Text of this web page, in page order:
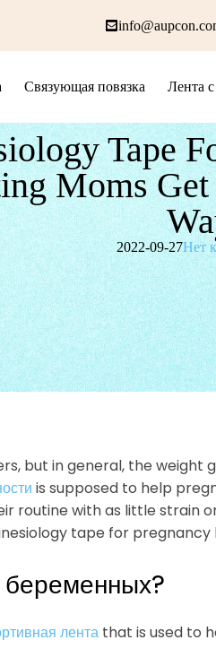
Связующая повязка Лента
Tape
Moms
2022-09-27Нет
but in general, the weight
is supposed to help
routine with as little strain
tape for pregnancy
беременных?
лента that is used to